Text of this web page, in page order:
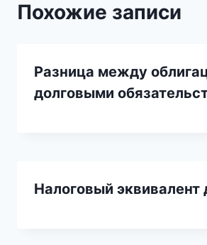
Похожие записи
Разница между
долговыми
Налоговый эквивалент